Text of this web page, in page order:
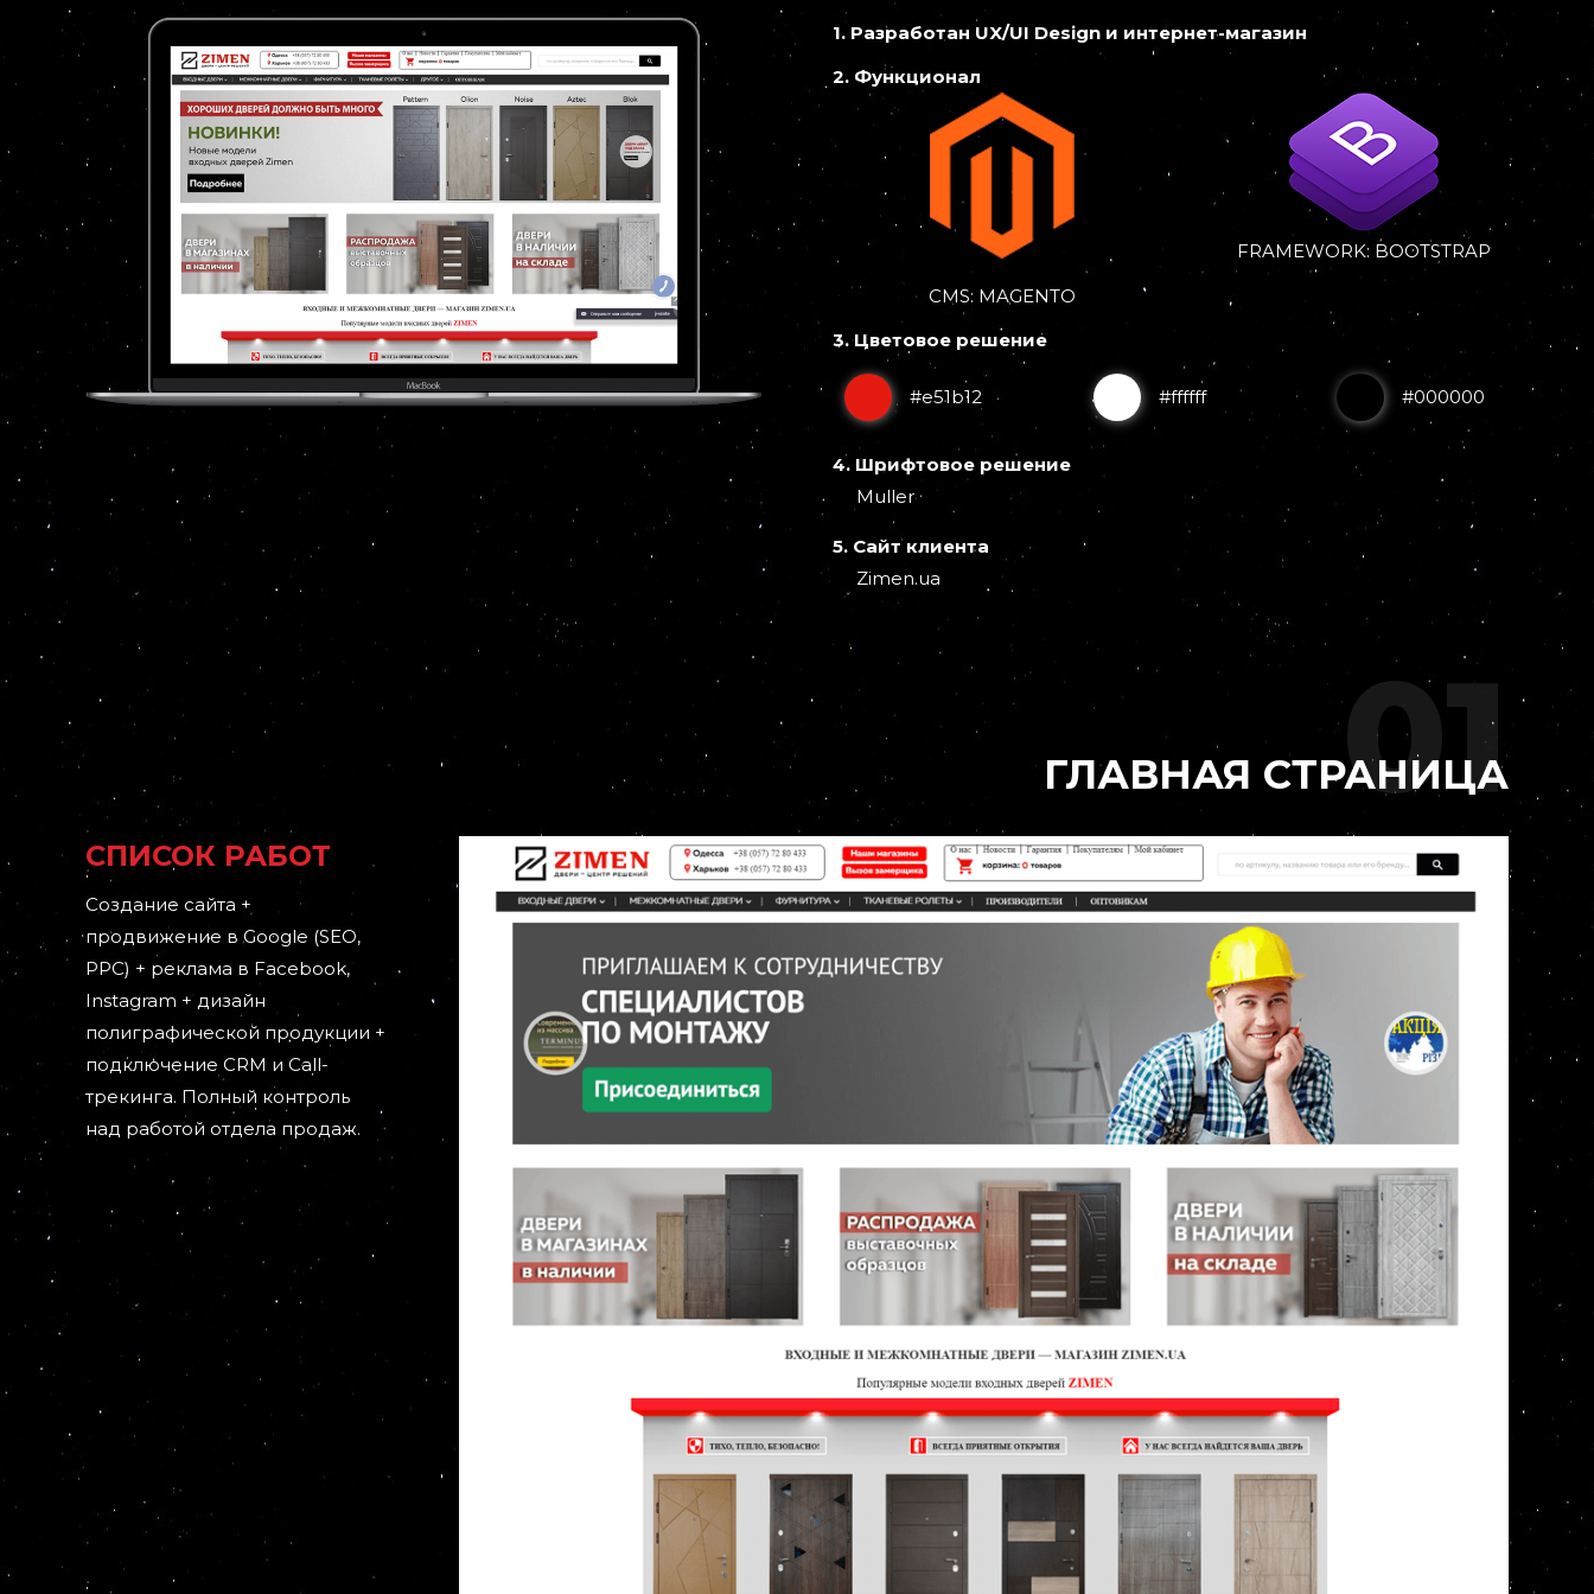
1. Разработан UX/UI Design и интернет-магазин
2. Функционал
CMS: MAGENTO
FRAMEWORK: BOOTSTRAP
3. Цветовое решение
#e51b12 #ffffff #000000
4. Шрифтовое решение
Muller
5. Сайт клиента
Zimen.ua
01
ГЛАВНАЯ СТРАНИЦА
СПИСОК РАБОТ
Создание сайта +
продвижение в Google (SEO,
PPC) + реклама в Facebook,
Instagram + дизайн
полиграфической продукции +
подключение CRM и Call-
трекинга. Полный контроль
над работой отдела продаж.